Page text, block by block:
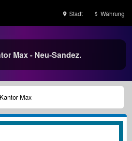
Stadt Währung
Max - Neu-Sandez.
Max